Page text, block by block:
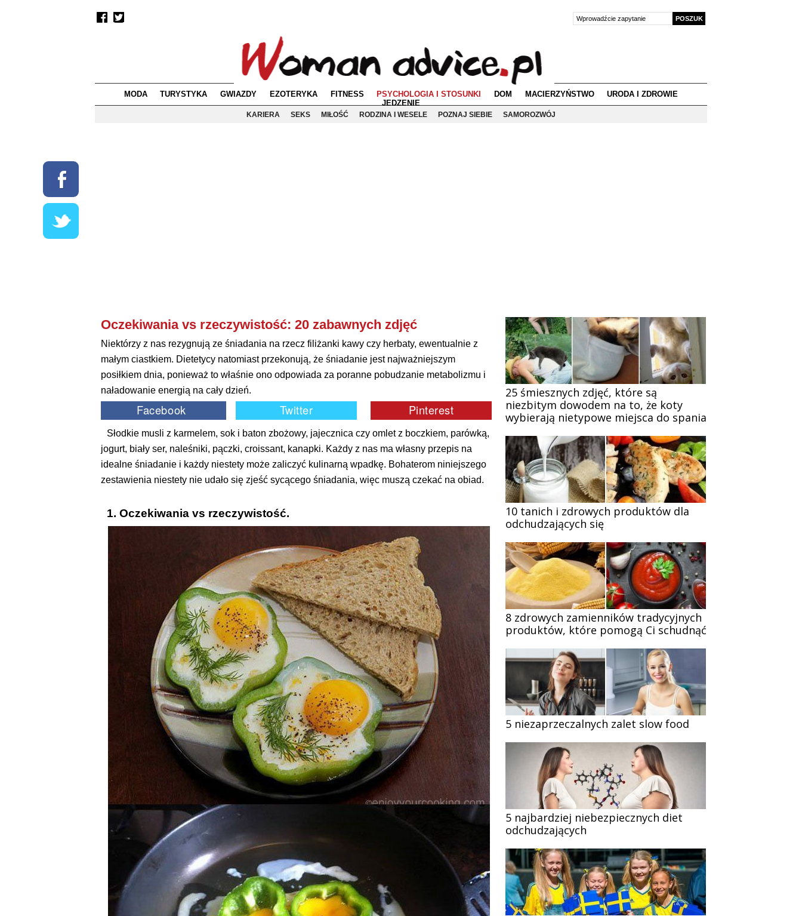
MODA TURYSTYKA GWIAZDY EZOTERYKA FITNESS PSYCHOLOGIA I STOSUNKI DOM MACIERZYŃSTWO
URODA I ZDROWIE
JEDZENIE
KARIERA
SEKS MIŁOŚĆ RODZINA I WESELE POZNAJ SIEBIE SAMOROZWÓJ
Oczekiwania vs rzeczywistość: 20 zabawnych zdjęć
Niektórzy z nas rezygnują ze śniadania na rzecz filiżanki kawy czy herbaty, ewentualnie z
małym ciastkiem. Dietetycy natomiast przekonują, że śniadanie jest najważniejszym
posiłkiem dnia, ponieważ to właśnie ono odpowiada za poranne pobudzanie metabolizmu i
naładowanie energią na cały dzień.
Słodkie musli z karmelem, sok i baton zbożowy, jajecznica czy omlet z boczkiem, parówką,
jogurt, biały ser, naleśniki, pączki, croissant, kanapki. Każdy z nas ma własny przepis na
idealne śniadanie i każdy niestety może zaliczyć kulinarną wpadkę. Bohaterom niniejszego
zestawienia niestety nie udało się zjeść sycącego śniadania, więc muszą czekać na obiad.
1. Oczekiwania vs rzeczywistość.
25 śmiesznych zdjęć, które są
niezbitym dowodem na to, że koty
wybierają nietypowe miejsca do spania
10 tanich i zdrowych produktów dla
odchudzających się
8 zdrowych zamienników tradycyjnych
produktów, które pomogą Ci schudnąć
5 niezaprzeczalnych zalet slow food
5 najbardziej niebezpiecznych diet
odchudzających